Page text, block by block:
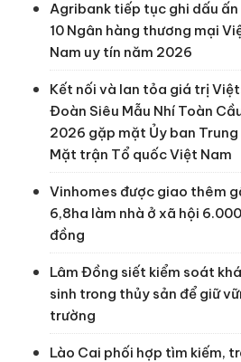
Agribank tiếp tục ghi dấu ấn
10 Ngân hàng thương mại
Nam uy tín năm 2026
Kết nối và lan tỏa giá trị
Đoàn Siêu Mẫu Nhí Toàn
2026 gặp mặt Ủy ban Trung
Mặt trận Tổ quốc Việt Nam
Vinhomes được giao thêm
6,8ha làm nhà ở xã hội
đồng
Lâm Đồng siết kiểm soát
sinh trong thủy sản để giữ
trường
Lào Cai phối hợp tìm kiếm,